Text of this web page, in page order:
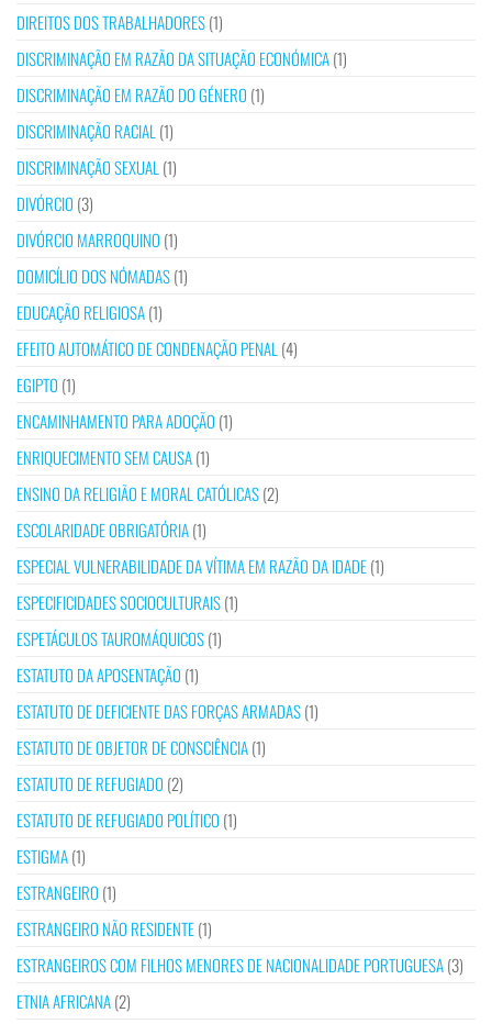
DIREITOS DOS TRABALHADORES(1)
DISCRIMINAÇÃO EM RAZÃO DA SITUAÇÃO ECONÓMICA(1)
DISCRIMINAÇÃO EM RAZÃO DO GÉNERO (1)
DISCRIMINAÇÃO RACIAL (1)
DISCRIMINAÇÃO SEXUAL (1)
DIVÓRCIO (3)
DIVÓRCIO MARROQUINO (1)
DOMICÍLIO DOS NÓMADAS(1)
EDUCAÇÃO RELIGIOSA(1)
EFEITO AUTOMÁTICO DE CONDENAÇÃO PENAL (4)
EGIPTO (1)
ENCAMINHAMENTO PARA ADOÇÃO (1)
ENRIQUECIMENTO SEM CAUSA(1)
ENSINO DA RELIGIÃO E MORAL CATÓLICAS(2)
ESCOLARIDADE OBRIGATÓRIA(1)
ESPECIAL VULNERABILIDADE DA VÍTIMA EM RAZÃO DA IDADE(1)
ESPECIFICIDADES SOCIOCULTURAIS(1)
ESPETÁCULOS TAUROMÁQUICOS(1)
ESTATUTO DA APOSENTAÇÃO (1)
ESTATUTO DE DEFICIENTE DAS FORÇAS ARMADAS(1)
ESTATUTO DE OBJETOR DE CONSCIÊNCIA(1)
ESTATUTO DE REFUGIADO (2)
ESTATUTO DE REFUGIADO POLÍTICO (1)
ESTIGMA(1)
ESTRANGEIRO (1)
ESTRANGEIRO NÃO RESIDENTE(1)
ESTRANGEIROS COM FILHOS MENORES DE NACIONALIDADE PORTUGUESA(3)
ETNIA AFRICANA(2)